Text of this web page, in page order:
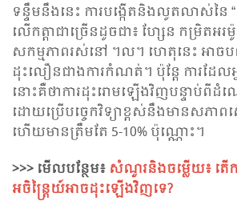
ទន្ទឹម​នឹងនេះ ការបង្កើតនិងលូត​លាស់នៃ “
លើកត្តាជាច្រើនដូចជា៖ ហ្សែន កម្រិតអរ
សកម្មភាពរស់​នៅ ។ល។ ហេតុនេះ អាច
ដុះលឿនជាងការកំណត់។ ប៉ុន្តែ ការដែល
នោះគឺថាការដុះរោមឡើងវិញបន្ទាប់ពីដំណ
ដោយប្រើបច្ចេកវិទ្យាខ្ពស់នឹងមានសភា
ហើយមានត្រឹមតែ 5-10% ប៉ុណ្ណោះ។
>>> មើលបន្ថែម៖ សំណួរនិងចម្លើយ៖ តើក
អចិន្ត្រៃយ៍អាច​ដុះឡើងវិញទេ?